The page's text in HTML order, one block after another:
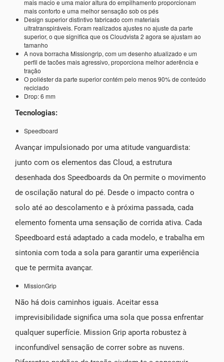
mais macio e uma maior altura do empilhamento proporcionam
mais conforto e uma melhor sensação sob os pés
Design superior distintivo fabricado com materiais
ultratranspiráveis. Foram realizados ajustes no ajuste da parte
superior, o que significa que os Cloudvista 2 agora se ajustam ao
tamanho
A nova borracha Missiongrip, com um desenho atualizado e um
perfil de tacões mais agressivo, proporciona melhor aderência e
tração
O poliéster da parte superior contém pelo menos 90% de conteúdo
reciclado
Drop: 6 mm
Tecnologias:
Speedboard
Avançar impulsionado por uma atitude vanguardista:
junto com os elementos das Cloud, a estrutura
desenhada dos Speedboards da On permite o movimento
de oscilação natural do pé. Desde o impacto contra o
solo até ao descolamento e à próxima passada, cada
elemento fomenta uma sensação de corrida ativa. Cada
Speedboard está adaptado a cada modelo, e trabalha em
sintonia com toda a sola para garantir uma experiência
que te permita avançar.
MissionGrip
Não há dois caminhos iguais. Aceitar essa
imprevisibilidade significa uma sola que possa enfrentar
qualquer superfície. Mission Grip aporta robustez à
inconfundível sensação de correr sobre as nuvens.